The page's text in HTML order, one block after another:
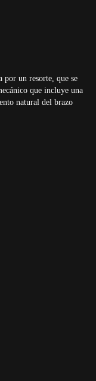
por un resorte, que se
que incluye una
natural del brazo